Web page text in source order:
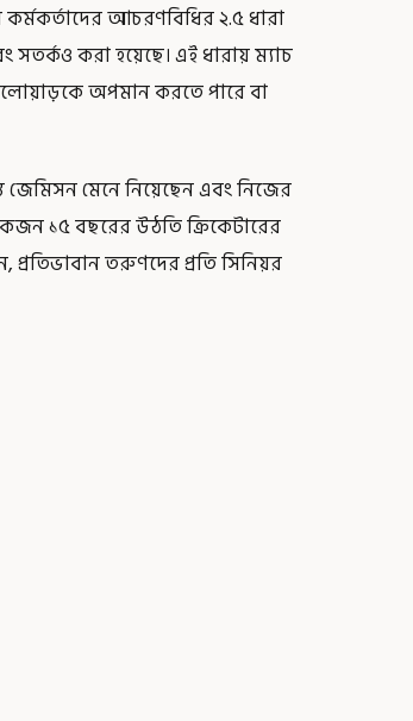
আচরণবিধির ২.৫ ধারা
সতর্কও করা হয়েছে। এই ধারায় ম্যাচ
অপমান করতে পারে বা
জেমিসন মেনে নিয়েছেন এবং নিজের
১৫ বছরের উঠতি ক্রিকেটারের
তরুণদের প্রতি সিনিয়র